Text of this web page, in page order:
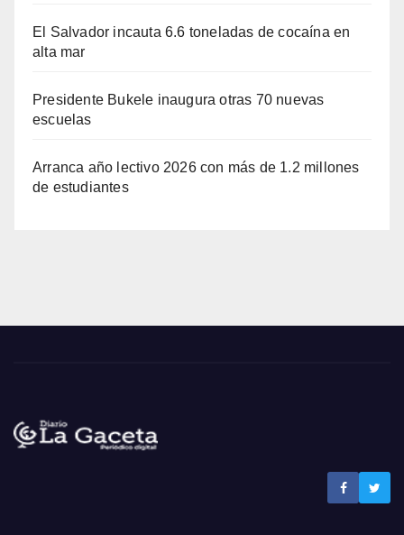
El Salvador incauta 6.6 toneladas de cocaína en
alta mar
Presidente Bukele inaugura otras 70 nuevas
escuelas
Arranca año lectivo 2026 con más de 1.2 millones
de estudiantes